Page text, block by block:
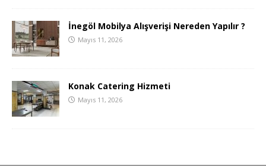
İnegöl Mobilya Alışverişi Nereden Yapılır ?
Mayıs 11, 2026
Konak Catering Hizmeti
Mayıs 11, 2026